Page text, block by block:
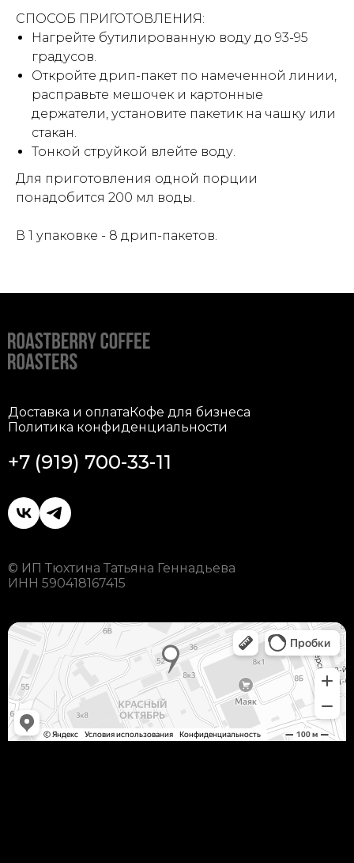
СПОСОБ ПРИГОТОВЛЕНИЯ:
Нагрейте бутилированную воду до 93-95
градусов.
Откройте дрип-пакет по намеченной линии,
расправьте мешочек и картонные
держатели, установите пакетик на чашку или
стакан.
Тонкой струйкой влейте воду.
Для приготовления одной порции
понадобится 200 мл воды.
В 1 упаковке - 8 дрип-пакетов.
Доставка и оплатаКофе для бизнеса
Политика конфиденциальности
+7 (919) 700-33-11
© ИП Тюхтина Татьяна Геннадьева
ИНН 590418167415